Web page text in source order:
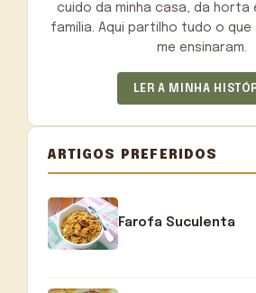
cuido da minha casa, da horta
família. Aqui partilho tudo o
me ensinaram.
LER A MINHA
ARTIGOS PREFERIDOS
Farofa Suculenta